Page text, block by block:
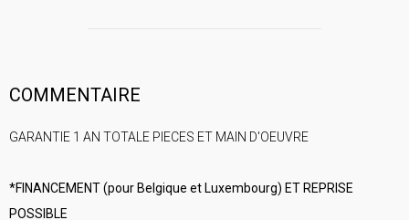
COMMENTAIRE
GARANTIE 1 AN TOTALE PIECES ET MAIN D'OEUVRE
*FINANCEMENT (pour Belgique et Luxembourg) ET REPRISE
POSSIBLE